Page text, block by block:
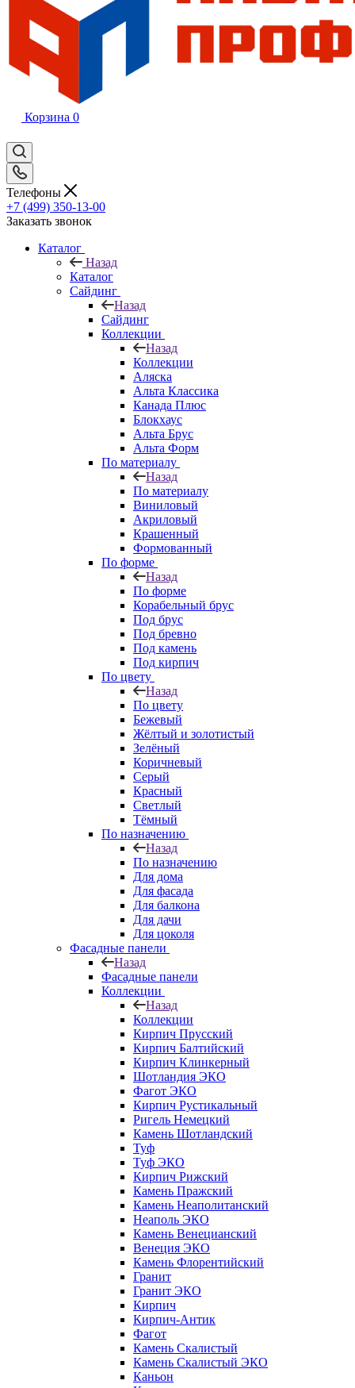
Корзина 0
Телефоны
+7 (499) 350-13-00
Заказать звонок
Каталог
Назад
Каталог
Сайдинг
Назад
Сайдинг
Коллекции
Назад
Коллекции
Аляска
Альта Классика
Канада Плюс
Блокхаус
Альта Брус
Альта Форм
По материалу
Назад
По материалу
Виниловый
Акриловый
Крашенный
Формованный
По форме
Назад
По форме
Корабельный брус
Под брус
Под бревно
Под камень
Под кирпич
По цвету
Назад
По цвету
Бежевый
Жёлтый и золотистый
Зелёный
Коричневый
Серый
Красный
Светлый
Тёмный
По назначению
Назад
По назначению
Для дома
Для фасада
Для балкона
Для дачи
Для цоколя
Фасадные панели
Назад
Фасадные панели
Коллекции
Назад
Коллекции
Кирпич Прусский
Кирпич Балтийский
Кирпич Клинкерный
Шотландия ЭКО
Фагот ЭКО
Кирпич Рустикальный
Ригель Немецкий
Камень Шотландский
Туф
Туф ЭКО
Кирпич Рижский
Камень Пражский
Камень Неаполитанский
Неаполь ЭКО
Камень Венецианский
Венеция ЭКО
Камень Флорентийский
Гранит
Гранит ЭКО
Кирпич
Кирпич-Антик
Фагот
Камень Скалистый
Камень Скалистый ЭКО
Каньон